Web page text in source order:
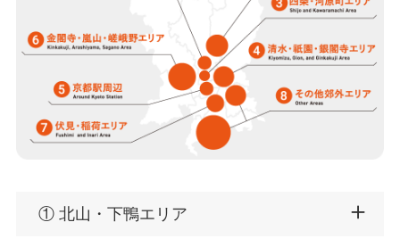
① 北山・下鴨エリア